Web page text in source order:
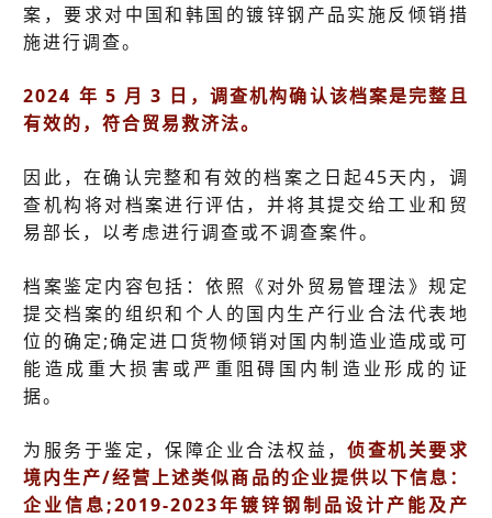
案，要求对中国和韩国的镀锌钢产品实施反倾销措
施进行调查。
2024 年 5 月 3 日，调查机构确认该档案是完整且
有效的，符合贸易救济法。
因此，在确认完整和有效的档案之日起45天内，调
查机构将对档案进行评估，并将其提交给工业和贸
易部长，以考虑进行调查或不调查案件。
档案鉴定内容包括：依照《对外贸易管理法》规定
提交档案的组织和个人的国内生产行业合法代表地
位的确定;确定进口货物倾销对国内制造业造成或可
能造成重大损害或严重阻碍国内制造业形成的证
据。
为服务于鉴定，保障企业合法权益，侦查机关要求
境内生产/经营上述类似商品的企业提供以下信息：
企业信息;2019-2023年镀锌钢制品设计产能及产